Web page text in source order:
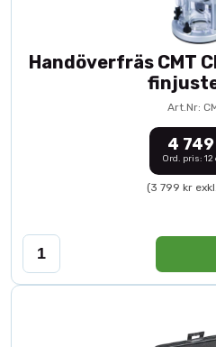
Handöverfräs CMT
Art.Nr:
4
Ord. pris: 12
(3 799 kr